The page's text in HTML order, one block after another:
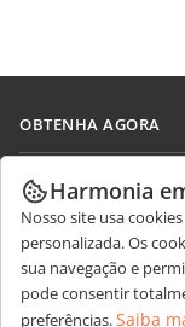
OBTENHA AGORA
Docs
DocSpace
Workspace
Conectores
COLABORAR
Para colaboradores
Para tradutores
Para influenciadores
RECEBA NOTÍCIAS
Blog
OBTER AJUDA
Harmonia
Nosso site usa
personalizada. Os
sua navegação e
pode consentir
preferências.Saiba